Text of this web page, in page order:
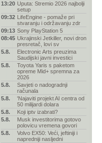
13:20 Uputa: Stremio 2026 najbolji
setup
09:32 LifeEngine - pomaže pri
stvaranju i održavanju zdr
09:13 Sony PlayStation 5
08:45 Ukrajinski Jetkiller, novi dron
presretač, lovi sv
5.8.
Electronic Arts preuzima
Saudijski javni investici
5.8.
Toyota Yaris s paketom
opreme Mid+ spremna za
2026
5.8.
Savjeti o nadogradnji
računala
5.8.
'Najaviti projekt AI centra od
50 milijardi dolara
5.8.
Koji iptv izabrati?
5.8.
Musk investitorima gotovo
polovicu vremena govori
5.8.
Volvo EX50: Veći, jeftiniji i
napredniji nasljedni